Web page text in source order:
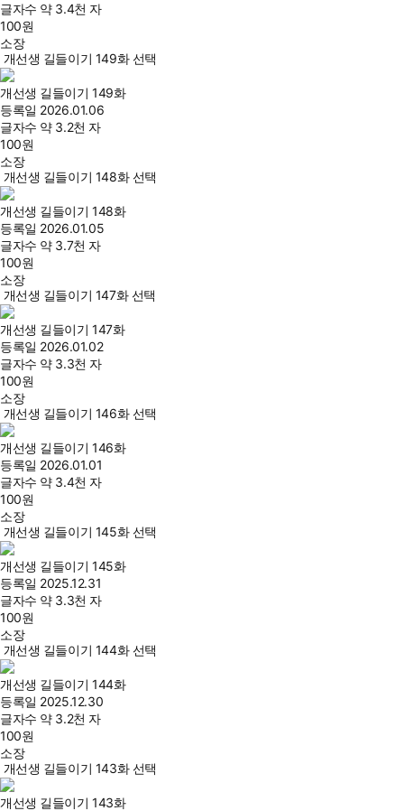
글자수 약 3.4천 자
100원
소장
개선생 길들이기 149화 선택
개선생 길들이기 149화
등록일 2026.01.06
글자수 약 3.2천 자
100원
소장
개선생 길들이기 148화 선택
개선생 길들이기 148화
등록일 2026.01.05
글자수 약 3.7천 자
100원
소장
개선생 길들이기 147화 선택
개선생 길들이기 147화
등록일 2026.01.02
글자수 약 3.3천 자
100원
소장
개선생 길들이기 146화 선택
개선생 길들이기 146화
등록일 2026.01.01
글자수 약 3.4천 자
100원
소장
개선생 길들이기 145화 선택
개선생 길들이기 145화
등록일 2025.12.31
글자수 약 3.3천 자
100원
소장
개선생 길들이기 144화 선택
개선생 길들이기 144화
등록일 2025.12.30
글자수 약 3.2천 자
100원
소장
개선생 길들이기 143화 선택
개선생 길들이기 143화